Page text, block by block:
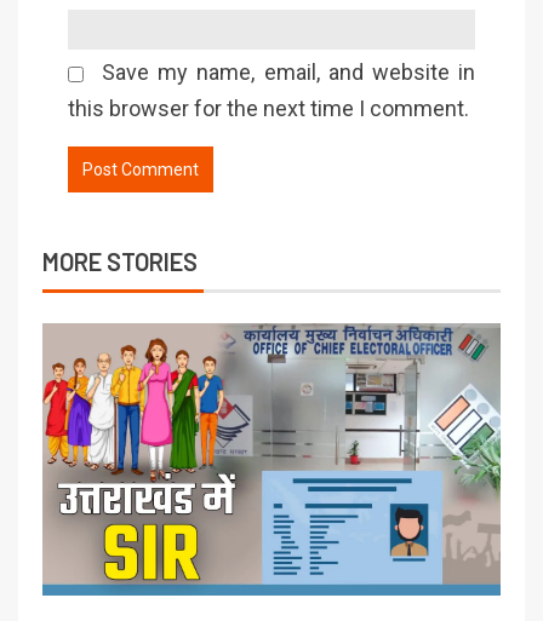
Save my name, email, and website in
this browser for the next time I comment.
MORE STORIES